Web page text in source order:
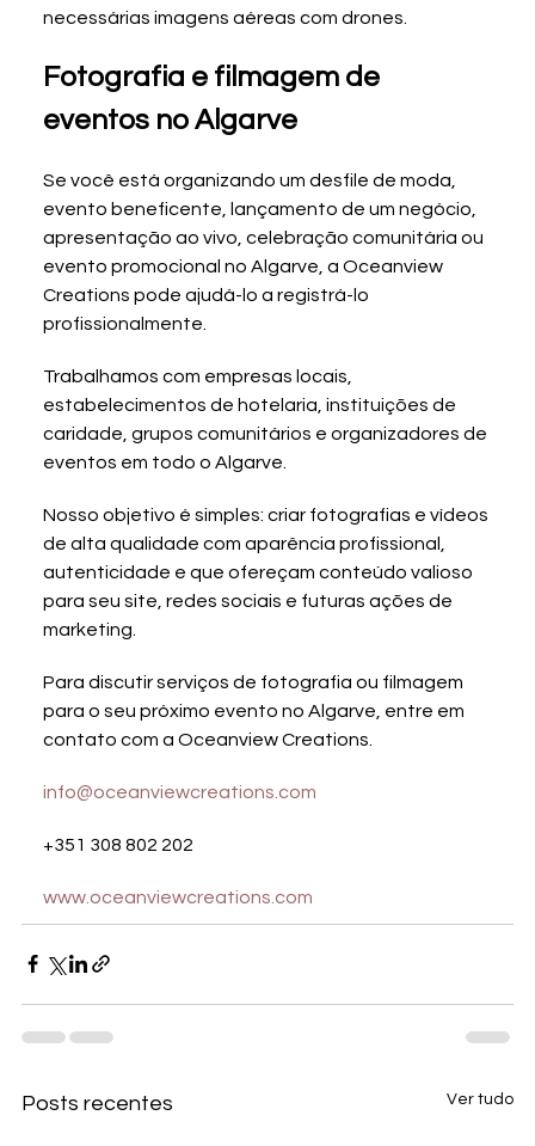
necessárias imagens aéreas com drones.
Fotografia e filmagem de
eventos no Algarve
Se você está organizando um desfile de moda,
evento beneficente, lançamento de um negócio,
apresentação ao vivo, celebração comunitária ou
evento promocional no Algarve, a Oceanview
Creations pode ajudá-lo a registrá-lo
profissionalmente.
Trabalhamos com empresas locais,
estabelecimentos de hotelaria, instituições de
caridade, grupos comunitários e organizadores de
eventos em todo o Algarve.
Nosso objetivo é simples: criar fotografias e vídeos
de alta qualidade com aparência profissional,
autenticidade e que ofereçam conteúdo valioso
para seu site, redes sociais e futuras ações de
marketing.
Para discutir serviços de fotografia ou filmagem
para o seu próximo evento no Algarve, entre em
contato com a Oceanview Creations.
info@oceanviewcreations.com
+351 308 802 202
www.oceanviewcreations.com
Posts recentes Ver tudo